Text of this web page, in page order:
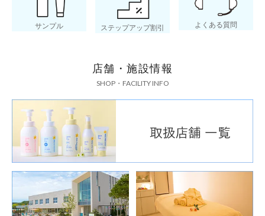
サンプル ステップアップ割引 よくある質問
店舗・施設情報
SHOP・FACILITY INFO